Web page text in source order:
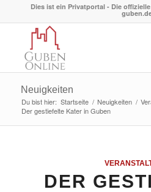
Dies ist ein Privatportal - Die
Neuigkeiten
Du bist hier: Startseite / Neuigkeiten /
Der gestiefelte Kater in Guben
DER